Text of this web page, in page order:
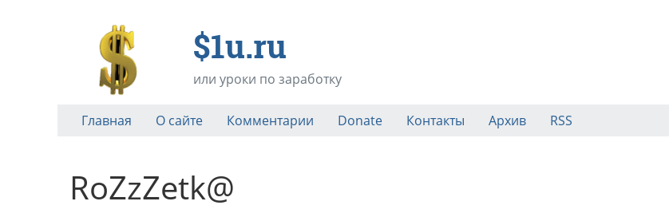
$1u.ru
или уроки по заработку
Главная О сайте Комментарии Donate Контакты Архив RSS
RoZzZetk@